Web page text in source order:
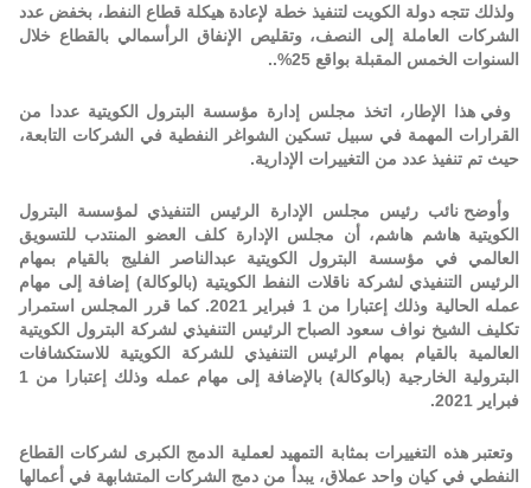
ولذلك تتجه دولة الكويت لتنفيذ خطة لإعادة هيكلة قطاع النفط، بخفض عدد
الشركات العاملة إلى النصف، وتقليص الإنفاق الرأسمالي بالقطاع خلال
السنوات الخمس المقبلة بواقع 25
%.
.
وفي هذا الإطار، اتخذ مجلس إدارة مؤسسة البترول الكويتية عددا من
القرارات المهمة في سبيل تسكين الشواغر النفطية في الشركات التابعة،
حيث تم تنفيذ عدد من التغييرات الإدارية.
وأوضح نائب رئيس مجلس الإدارة الرئيس التنفيذي لمؤسسة البترول
الكويتية هاشم هاشم، أن مجلس الإدارة كلف العضو المنتدب للتسويق
العالمي في مؤسسة البترول الكويتية عبدالناصر الفليج بالقيام بمهام
الرئيس التنفيذي لشركة ناقلات النفط الكويتية (بالوكالة) إضافة إلى مهام
عمله الحالية وذلك إعتبارا من 1 فبراير 2021. كما قرر المجلس استمرار
تكليف الشيخ نواف سعود الصباح الرئيس التنفيذي لشركة البترول الكويتية
العالمية بالقيام بمهام الرئيس التنفيذي للشركة الكويتية للاستكشافات
البترولية الخارجية (بالوكالة) بالإضافة إلى مهام عمله وذلك إعتبارا من 1
فبراير 2021
.
وتعتبر هذه التغييرات بمثابة التمهيد لعملية الدمج الكبرى لشركات القطاع
النفطي في كيان واحد عملاق، يبدأ من دمج الشركات المتشابهة في أعمالها